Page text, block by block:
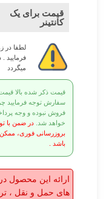
قیمت برای یک
کانتینر
لطفا در
فرمایید
میگردد
قیمت ذکر شده بالا
سفارش توجه فرمایید
خواهد شد. در ضمن با
بروزرسانی فوری،
باشد .
ارائه این محصول
های حمل و نقل ،